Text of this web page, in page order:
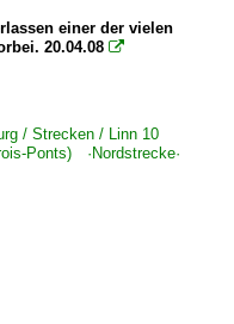
einer der vielen
20.04.08 
/ Strecken / Linn 10
Ponts) ·Nordstrecke·